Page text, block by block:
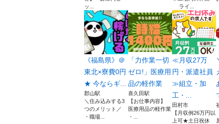
ッ...
ライ...
《福島県》＠
東北×寮費0円
★ 今ならギ...
郡山駅
＼住み込みする3
つのメリット／
・職場...
「力作業一切
ゼロ!」医療用
品の軽作業
喜久田駅
【お仕事内容】
医療用品の軽作業
・...
≪月収27万
円・派遣社員
≫組立・加
工・...
田村市
【月収例26万円以
上可★土日祝休